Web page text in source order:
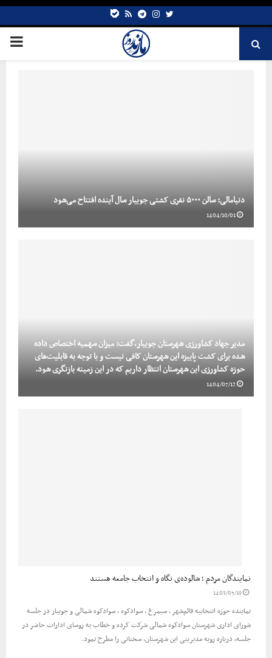
Twitter
Instagram
Telegram
rss
دنیامالی: سالن ۵۰۰۰ نفری کشتی جویبار سال آینده افتتاح می‌شود
1404/10/01
مدیر جهاد کشاورزی شهرستان جویبار،گفت: میزان سهمیه اختصاص داده
شده برای کشت پاییزه این شهرستان کافی نیست و با توجه به قابلیت‌های
حوزه کشاورزی این شهرستان انتظار داریم که در این زمینه بازنگری شود.
1404/07/12
نمایندگان مردم ؛ شالوده‌ی نگاه و انتخاب جامعه هستند
1403/05/19
نماینده حوزه انتخابیه قائم‌شهر ، سیمرغ ، سوادکوه ، سوادکوه شمالی و جویبار در جلسه
شورای اداری شهرستان سوادکوه شمالی شرکت کرده و خطاب به روسای ادارات حاضر در
جلسه، درباره رویه مدیریتی این شهرستان، سخنانی را مطرح نمود.